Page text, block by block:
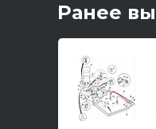
Ранее